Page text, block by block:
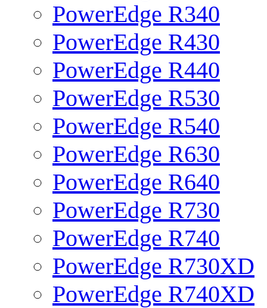
PowerEdge R340
PowerEdge R430
PowerEdge R440
PowerEdge R530
PowerEdge R540
PowerEdge R630
PowerEdge R640
PowerEdge R730
PowerEdge R740
PowerEdge R730XD
PowerEdge R740XD